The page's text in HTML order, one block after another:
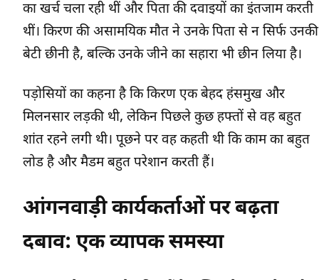
का खर्च चला रही थीं और पिता की दवाइयों का इंतजाम करती
थीं। किरण की असामयिक मौत ने उनके पिता से न सिर्फ उनकी
बेटी छीनी है, बल्कि उनके जीने का सहारा भी छीन लिया है।
पड़ोसियों का कहना है कि किरण एक बेहद हंसमुख और
मिलनसार लड़की थी, लेकिन पिछले कुछ हफ्तों से वह बहुत
शांत रहने लगी थी। पूछने पर वह कहती थी कि काम का बहुत
लोड है और मैडम बहुत परेशान करती हैं।
आंगनवाड़ी कार्यकर्ताओं पर बढ़ता
दबाव: एक व्यापक समस्या